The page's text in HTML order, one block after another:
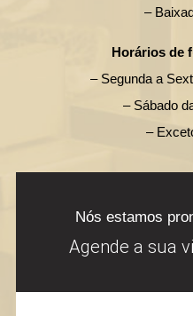
–
Horários de
– Segunda a
– Sábado
–
Nós estamos
Agende a sua